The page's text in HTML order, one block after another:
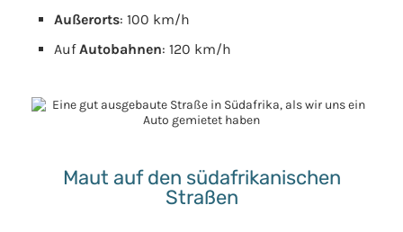
Außerorts: 100 km/h
AufAutobahnen: 120 km/h
Maut auf den südafrikanischen
Straßen